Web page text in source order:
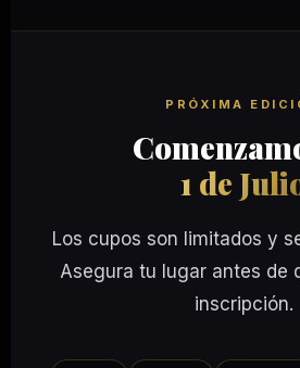
PRÓXIMA
1 de
Los cupos son limitados y
Asegura tu lugar antes de
inscripción.